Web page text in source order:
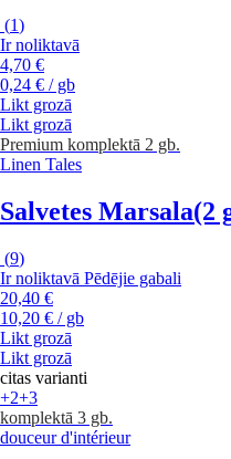
(1)
Ir noliktavā
4,70 €
0,24 € / gb
Likt grozā
Likt grozā
Premium komplektā 2 gb.
Linen Tales
Salvetes Marsala(2
(9)
Ir noliktavā Pēdējie gabali
20,40 €
10,20 € / gb
Likt grozā
Likt grozā
citas varianti
+2+3
komplektā 3 gb.
douceur d'intérieur